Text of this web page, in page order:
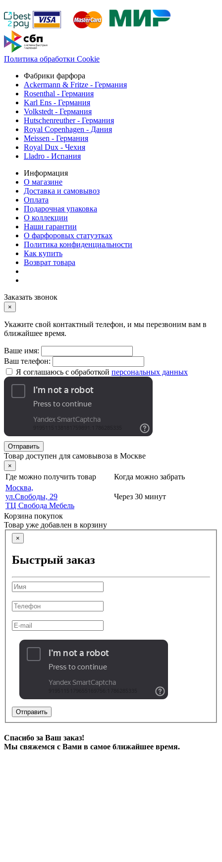
Политика обработки Cookie
Фабрики фарфора
Ackermann & Fritze - Германия
Rosenthal - Германия
Karl Ens - Германия
Volkstedt - Германия
Hutschenreuther - Германия
Royal Copenhagen - Дания
Meissen - Германия
Royal Dux - Чехия
Lladro - Испания
Информация
О магазине
Доставка и самовывоз
Оплата
Подарочная упаковка
О коллекции
Наши гарантии
О фарфоровых статуэтках
Политика конфиденциальности
Как купить
Возврат товара
Заказать звонок
×
Укажите свой контактный телефон, и мы перезвоним вам в
ближайшее время.
Ваше имя:
Ваш телефон:
Я соглашаюсь с обработкой персональных данных
Отправить
Товар доступен для самовывоза в Москве
×
Где можно получить товар
Когда можно забрать
Москва,
ул.Свободы, 29
ТЦ Свобода Мебель
Через 30 минут
Корзина покупок
Товар уже добавлен в корзину
×
Быстрый заказ
Отправить
Спасибо за Ваш заказ!
Мы свяжемся с Вами в самое ближайшее время.